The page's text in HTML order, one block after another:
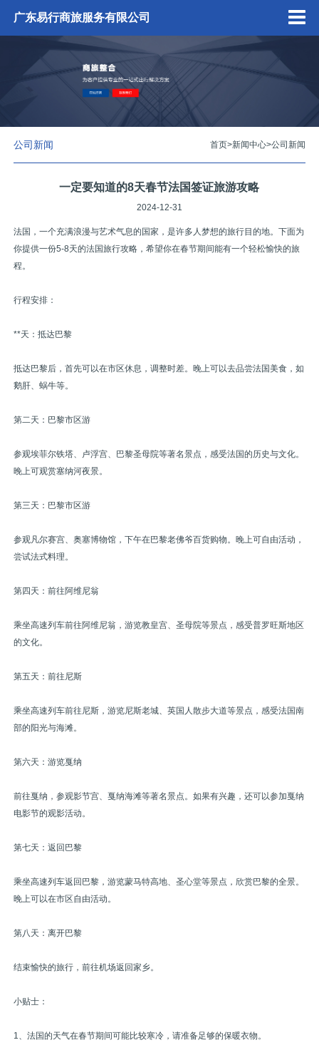
广东易行商旅服务有限公司
公司新闻 首页>新闻中心>公司新闻
一定要知道的8天春节法国签证旅游攻略
2024-12-31
法国，一个充满浪漫与艺术气息的国家，是许多人梦想的旅行目的地。下面为
你提供一份5-8天的法国旅行攻略，希望你在春节期间能有一个轻松愉快的旅
程。
行程安排：
**天：抵达巴黎
抵达巴黎后，首先可以在市区休息，调整时差。晚上可以去品尝法国美食，如
鹅肝、蜗牛等。
第二天：巴黎市区游
参观埃菲尔铁塔、卢浮宫、巴黎圣母院等著名景点，感受法国的历史与文化。
晚上可观赏塞纳河夜景。
第三天：巴黎市区游
参观凡尔赛宫、奥塞博物馆，下午在巴黎老佛爷百货购物。晚上可自由活动，
尝试法式料理。
第四天：前往阿维尼翁
乘坐高速列车前往阿维尼翁，游览教皇宫、圣母院等景点，感受普罗旺斯地区
的文化。
第五天：前往尼斯
乘坐高速列车前往尼斯，游览尼斯老城、英国人散步大道等景点，感受法国南
部的阳光与海滩。
第六天：游览戛纳
前往戛纳，参观影节宫、戛纳海滩等著名景点。如果有兴趣，还可以参加戛纳
电影节的观影活动。
第七天：返回巴黎
乘坐高速列车返回巴黎，游览蒙马特高地、圣心堂等景点，欣赏巴黎的全景。
晚上可以在市区自由活动。
第八天：离开巴黎
结束愉快的旅行，前往机场返回家乡。
小贴士：
1、法国的天气在春节期间可能比较寒冷，请准备足够的保暖衣物。